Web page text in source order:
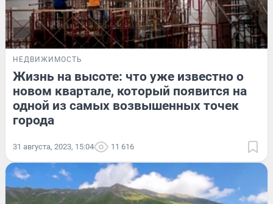
НЕДВИЖИМОСТЬ
Жизнь на высоте: что уже известно о
новом квартале, который появится на
одной из самых возвышенных точек
города
31 августа, 2023, 15:04 11 616